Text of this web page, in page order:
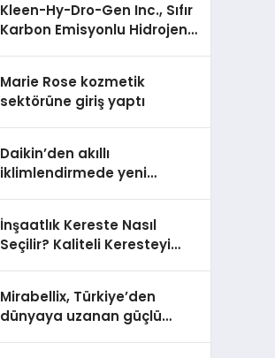
Kleen-Hy-Dro-Gen Inc., Sıfır
Karbon Emisyonlu Hidrojen
Aldı
Marie Rose kozmetik
sektörüne giriş yaptı
Daikin’den akıllı
iklimlendirmede yeni
İnşaatlık Kereste Nasıl
Seçilir? Kaliteli Keresteyi
Mirabellix, Türkiye’den
dünyaya uzanan güçlü